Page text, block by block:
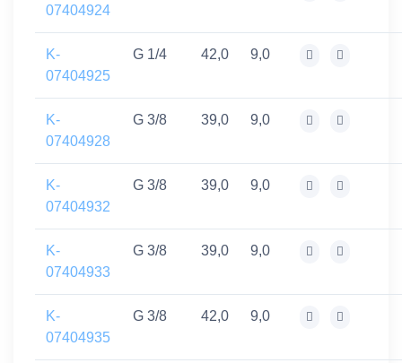
07404924
K-
07404925
G 1/4 42,0 9,0
K-
07404928
G 3/8 39,0 9,0
K-
07404932
G 3/8 39,0 9,0
K-
07404933
G 3/8 39,0 9,0
K-
07404935
G 3/8 42,0 9,0